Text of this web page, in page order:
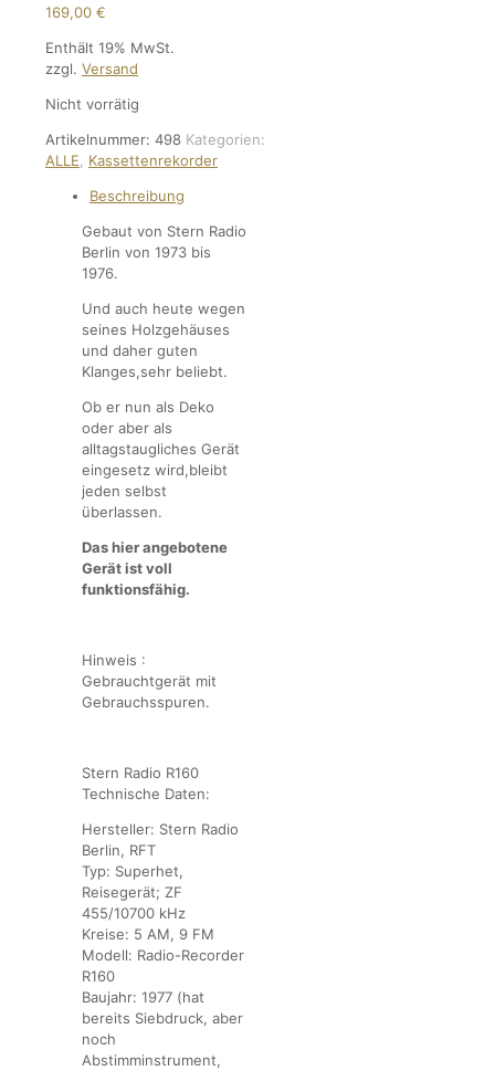
169,00 €
Enthält 19% MwSt.
zzgl. Versand
Nicht vorrätig
Artikelnummer: 498 Kategorien:
ALLE
Kassettenrekorder
Beschreibung
Gebaut von Stern Radio
Berlin von 1973 bis
1976.
Und auch heute wegen
seines Holzgehäuses
und daher guten
Klanges,sehr beliebt.
Ob er nun als Deko
oder aber als
alltagstaugliches Gerät
eingesetz wird,bleibt
jeden selbst
überlassen.
Das hier angebotene
Gerät ist voll
funktionsfähig.
Hinweis :
Gebrauchtgerät mit
Gebrauchsspuren.
Stern Radio R160
Technische Daten:
Hersteller: Stern Radio
Berlin, RFT
Typ: Superhet,
Reisegerät; ZF
455/10700 kHz
Kreise: 5 AM, 9 FM
Modell: Radio-Recorder
R160
Baujahr: 1977 (hat
bereits Siebdruck, aber
noch
Abstimminstrument,